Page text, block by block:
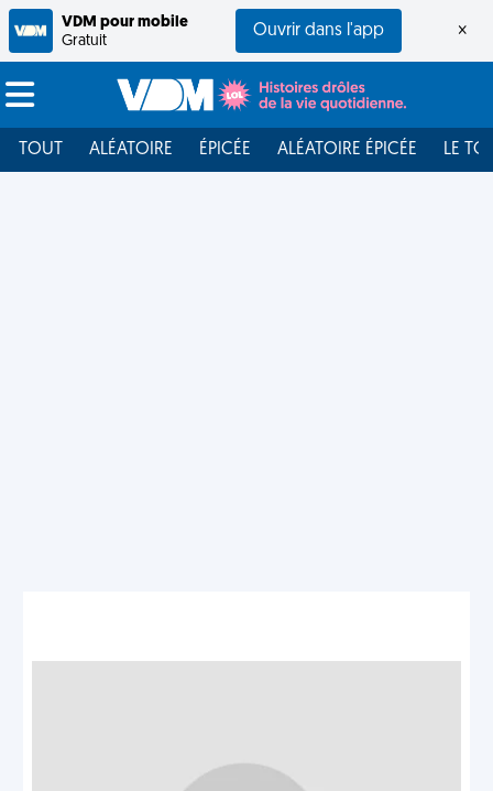
VDM pour mobile
Gratuit
Ouvrir dans l'app ×
TOUT ALÉATOIRE ÉPICÉE ALÉATOIRE ÉPICÉE LE